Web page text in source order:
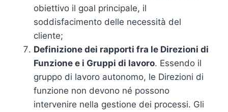
obiettivo il goal principale, il
soddisfacimento delle necessità del
cliente;
Definizione dei rapporti fra le Direzioni di
Funzione e i Gruppi di lavoro. Essendo il
gruppo di lavoro autonomo, le Direzioni di
funzione non devono né possono
intervenire nella gestione dei processi. Gli